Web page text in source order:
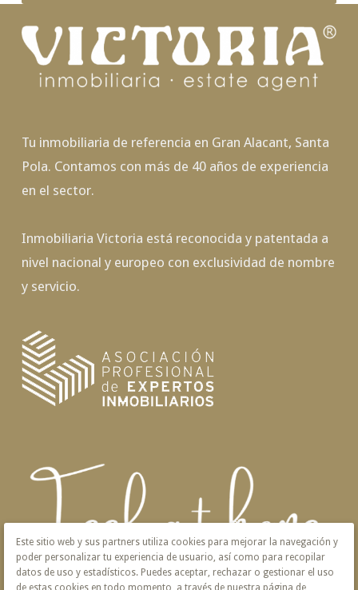
Tu inmobiliaria de referencia en Gran Alacant, Santa
Pola. Contamos con más de 40 años de experiencia
en el sector.
Inmobiliaria Victoria está reconocida y patentada a
nivel nacional y europeo con exclusividad de nombre
y servicio.
Este sitio web y sus partners utiliza cookies para mejorar la navegación y
poder personalizar tu experiencia de usuario, así como para recopilar
datos de uso y estadísticos. Puedes aceptar, rechazar o gestionar el uso
de estas cookies en todo momento, a través de nuestra página de